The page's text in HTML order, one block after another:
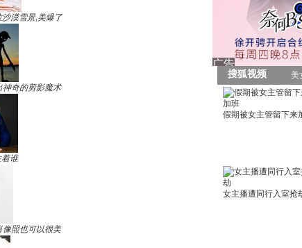
漠雪景,美爆了
神奇的剪影魔术
着谁
像照也可以很美